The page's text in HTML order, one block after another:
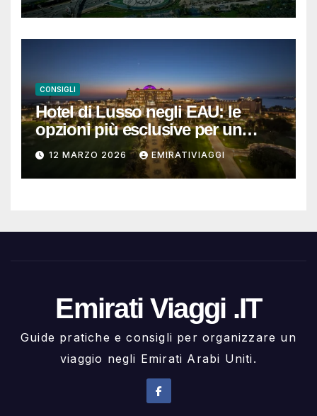
CONSIGLI
Hotel di Lusso negli EAU: le
opzioni più esclusive per un
soggiorno da ricordare
12 MARZO 2026 EMIRATIVIAGGI
Emirati Viaggi .IT
Guide pratiche e consigli per organizzare un
viaggio negli Emirati Arabi Uniti.